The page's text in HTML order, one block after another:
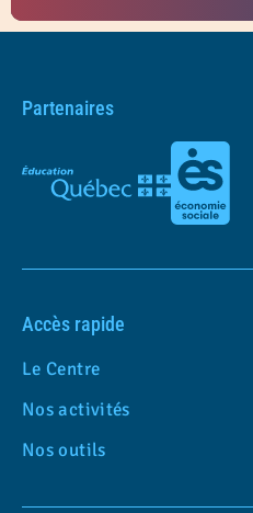
Partenaires
Accès rapide
Le Centre
Nos activités
Nos outils